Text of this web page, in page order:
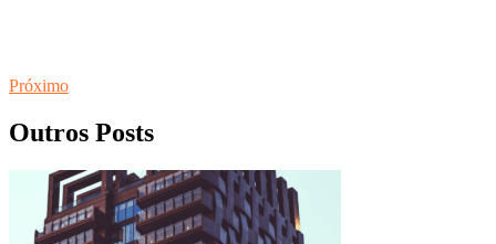
Próximo
Outros Posts